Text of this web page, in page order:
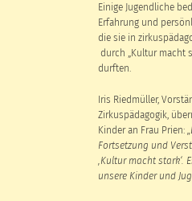
Einige Jugendliche
Erfahrung und
die sie in
durch „Kultur macht
durften.
Iris Riedmüller,
Zirkuspädagogik,
Kinder an Frau Prien:
Fortsetzung und
‚Kultur macht stark‘.
unsere Kinder und